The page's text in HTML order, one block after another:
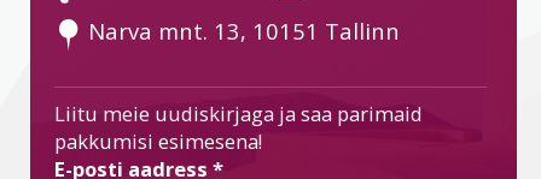
Narva mnt. 13, 10151 Tallinn
Liitu meie uudiskirjaga ja saa parimaid
pakkumisi esimesena!
E-posti aadress *